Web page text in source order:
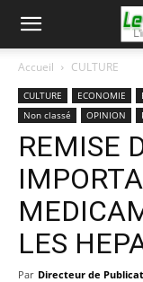
Accueil CULTURE
CULTURE ECONOMIE
Non classé
OPINION
REMISE
LES
Par Directeur de